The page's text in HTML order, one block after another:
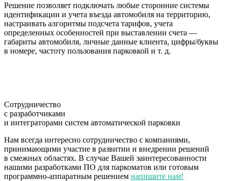
Решение позволяет подключать любые сторонние системы
идентификации и учета въезда автомобиля на территорию,
настраивать алгоритмы подсчета тарифов, учета
определенных особенностей при выставлении счета —
габариты автомобиля, личные данные клиента, цифры/буквы
в номере, частоту пользования парковкой и т. д.
Сотрудничество
с разработчиками
и интеграторами систем автоматической парковки
Нам всегда интересно сотрудничество с компаниями,
принимающими участие в развитии и внедрении решений
в смежных областях. В случае Вашей заинтересованности
нашими разработками ПО для паркоматов или готовым
программно-аппаратным решением напишите нам!